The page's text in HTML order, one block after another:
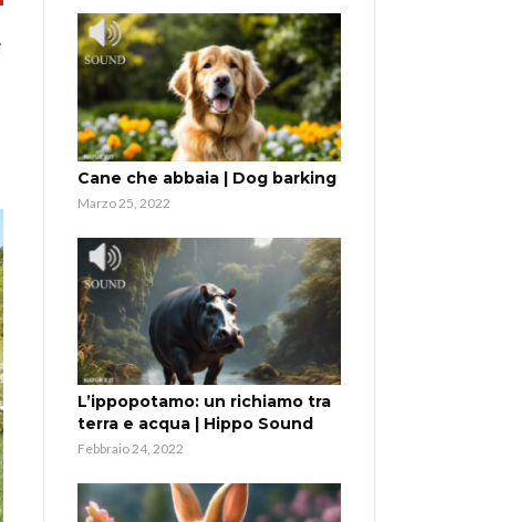
Cane che abbaia | Dog barking
Marzo 25, 2022
L’ippopotamo: un richiamo tra
terra e acqua | Hippo Sound
Febbraio 24, 2022